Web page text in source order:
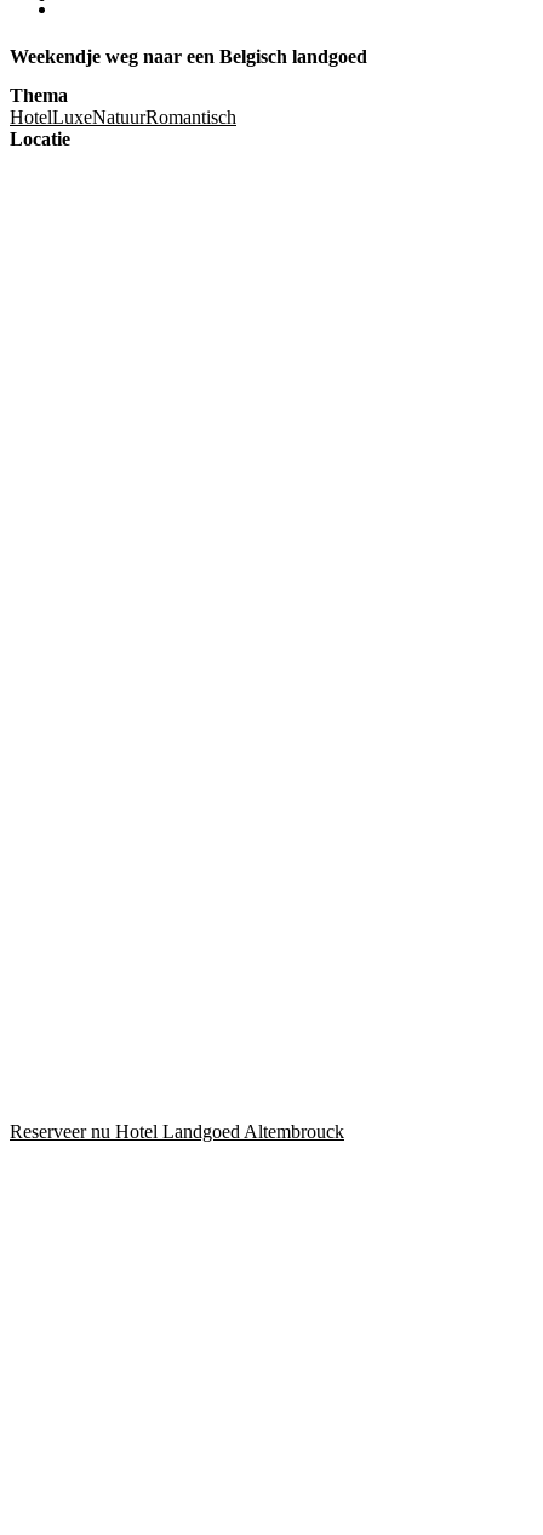
Weekendje weg naar een Belgisch landgoed
Thema
HotelLuxeNatuurRomantisch
Locatie
Reserveer nu Hotel Landgoed Altembrouck